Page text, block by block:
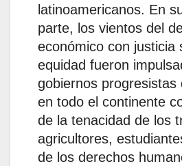
latinoamericanos. En
parte, los vientos del
económico con justicia
equidad fueron
gobiernos progresistas
en todo el continente
de la tenacidad de los
agricultores,
de los derechos